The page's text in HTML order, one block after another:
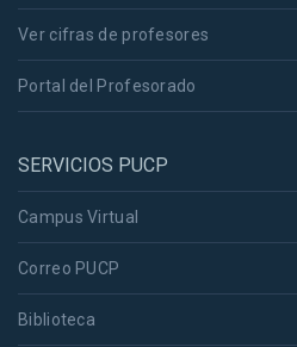
Ver cifras de profesores
Portal del Profesorado
SERVICIOS PUCP
Campus Virtual
Correo PUCP
Biblioteca